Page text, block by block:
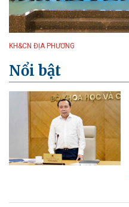
KH&CN ĐỊA PHƯƠNG
Nổi bật